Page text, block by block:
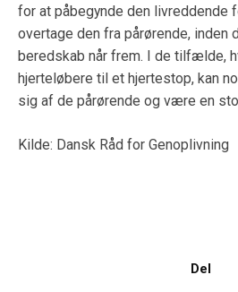
for at påbegynde den
overtage den fra pårørende, inden
beredskab når frem. I de tilfælde,
hjerteløbere til et hjertestop, kan
sig af de pårørende og være en
Kilde: Dansk Råd for Genoplivning
Del